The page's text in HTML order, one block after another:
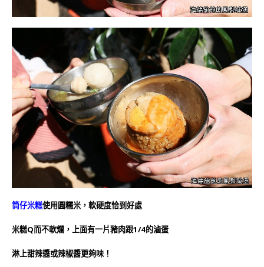
筒仔米糕使用圓糯米，軟硬度恰到好處
米糕Q而不軟爛，上面有一片豬肉跟1/4的滷蛋
淋上甜辣醬或辣椒醬更夠味！